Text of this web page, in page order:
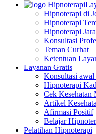
Hipnoterapi di
Hipnoterapi
Hipnoterapi
Konsultasi
Teman Curhat
Ketentuan
Layanan Gratis
Konsultasi awal
Hipnoterapi
Cek Kesehatan
Artikel
Afirmasi Positif
Belajar
Pelatihan Hipnoterapi